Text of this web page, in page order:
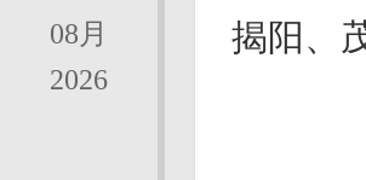
08月
2026
揭阳、